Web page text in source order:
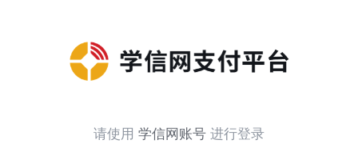
请使用 学信网账号 进行登录